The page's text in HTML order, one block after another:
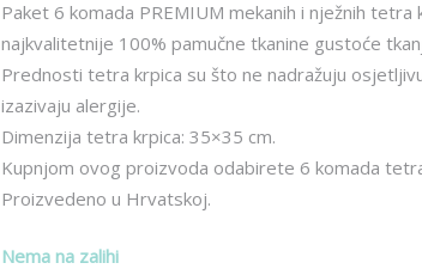
Paket 6 komada PREMIUM mekanih i nježnih tetra
najkvalitetnije 100% pamučne tkanine gustoće
Prednosti tetra krpica su što ne nadražuju
izazivaju alergije.
Dimenzija tetra krpica: 35×35 cm.
Kupnjom ovog proizvoda odabirete 6 komada
Proizvedeno u Hrvatskoj.
Nema na zalihi